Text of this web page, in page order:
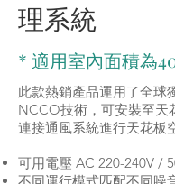
理系統
* 適用室內面積為
此款熱銷產品運用了全球
NCCO技術，可安裝至天
連接通風系統進行天花板
可用電壓 AC 220-240V /